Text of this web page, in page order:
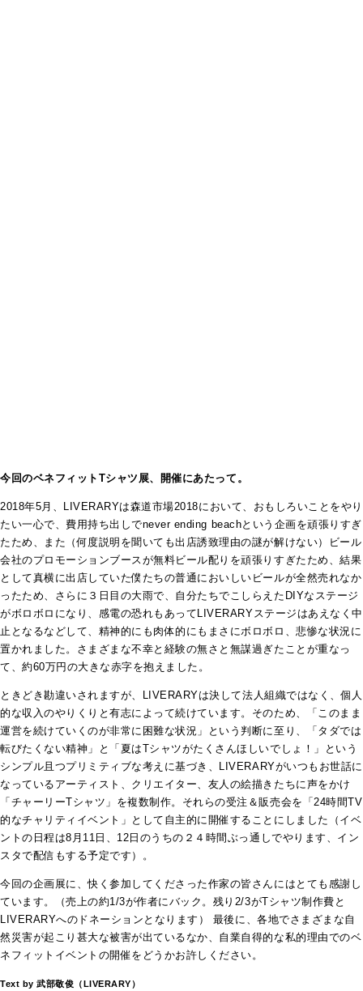
今回のベネフィットTシャツ展、開催にあたって。
2018年5月、LIVERARYは森道市場2018において、おもしろいことをやり
たい一心で、費用持ち出しでnever ending beachという企画を頑張りすぎ
たため、また（何度説明を聞いても出店誘致理由の謎が解けない）ビール
会社のプロモーションブースが無料ビール配りを頑張りすぎたため、結果
として真横に出店していた僕たちの普通においしいビールが全然売れなか
ったため、さらに３日目の大雨で、自分たちでこしらえたDIYなステージ
がボロボロになり、感電の恐れもあってLIVERARYステージはあえなく中
止となるなどして、精神的にも肉体的にもまさにボロボロ、悲惨な状況に
置かれました。さまざまな不幸と経験の無さと無謀過ぎたことが重なっ
て、約60万円の大きな赤字を抱えました。
ときどき勘違いされますが、LIVERARYは決して法人組織ではなく、個人
的な収入のやりくりと有志によって続けています。そのため、「このまま
運営を続けていくのが非常に困難な状況」という判断に至り、「タダでは
転びたくない精神」と「夏はTシャツがたくさんほしいでしょ！」という
シンプル且つプリミティブな考えに基づき、LIVERARYがいつもお世話に
なっているアーティスト、クリエイター、友人の絵描きたちに声をかけ
「チャーリーTシャツ」を複数制作。それらの受注＆販売会を「24時間TV
的なチャリティイベント」として自主的に開催することにしました（イベ
ントの日程は8月11日、12日のうちの２４時間ぶっ通しでやります、イン
スタで配信もする予定です）。
今回の企画展に、快く参加してくださった作家の皆さんにはとても感謝し
ています。（売上の約1/3が作者にバック。残り2/3がTシャツ制作費と
LIVERARYへのドネーションとなります） 最後に、各地でさまざまな自
然災害が起こり甚大な被害が出ているなか、自業自得的な私的理由でのベ
ネフィットイベントの開催をどうかお許しください。
Text by 武部敬俊（LIVERARY）